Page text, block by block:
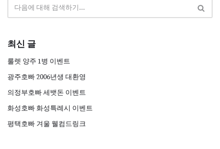
최신 글
룰렛 양주 1병 이벤트
광주호빠 2006년생 대환영
의정부호빠 세뱃돈 이벤트
화성호빠 화성특례시 이벤트
평택호빠 겨울 웰컴드링크